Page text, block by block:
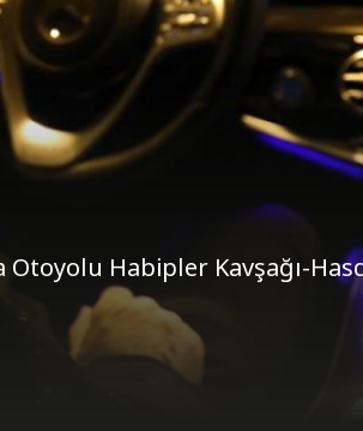
Otoyolu Habipler Kavşağı-